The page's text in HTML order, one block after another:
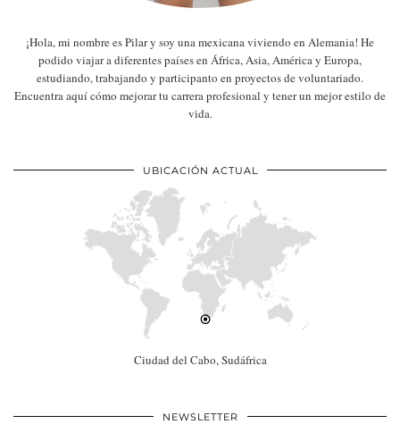
¡Hola, mi nombre es Pilar y soy una mexicana viviendo en Alemania! He
podido viajar a diferentes países en África, Asia, América y Europa,
estudiando, trabajando y participanto en proyectos de voluntariado.
Encuentra aquí cómo mejorar tu carrera profesional y tener un mejor estilo de
vida.
UBICACIÓN ACTUAL
Ciudad del Cabo, Sudáfrica
NEWSLETTER